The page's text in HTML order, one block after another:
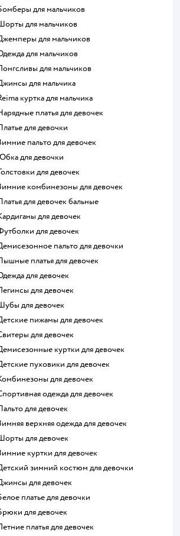
Бомберы для мальчиков
Шорты для мальчиков
Джемперы для мальчиков
Одежда для мальчиков
Лонгсливы для мальчиков
Джинсы для мальчика
Reima куртка для мальчика
Нарядные платья для девочек
Платье для девочки
Зимние пальто для девочек
Юбка для девочки
Толстовки для девочек
Зимние комбинезоны для девочек
Платья для девочек бальные
Кардиганы для девочек
Футболки для девочек
Демисезонное пальто для девочки
Пышные платья для девочек
Одежда для девочек
Легинсы для девочек
Шубы для девочек
Детские пижамы для девочек
Свитеры для девочек
Демисезонные куртки для девочек
Детские пуховики для девочек
Комбинезоны для девочек
Спортивная одежда для девочек
Пальто для девочек
Зимняя верхняя одежда для девочек
Шорты для девочек
Зимние куртки для девочек
Детский зимний костюм для девочки
Джинсы для девочек
Белое платье для девочки
Брюки для девочек
Летние платья для девочек